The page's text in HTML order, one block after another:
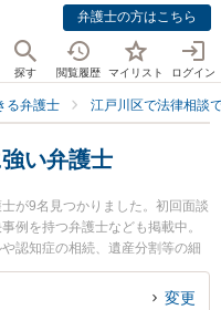
弁護士の方はこちら
探す 閲覧履歴 マイリスト ログイン
る弁護士 江戸川区で法律相談
い弁護士
が9名見つかりました。初回面談
例を持つ弁護士なども掲載中。
認知症の相続、遺産分割等の細
に法律事務所Lapinの河井 浩志
、遠山法律事務所の遠山 泰夫弁
変更